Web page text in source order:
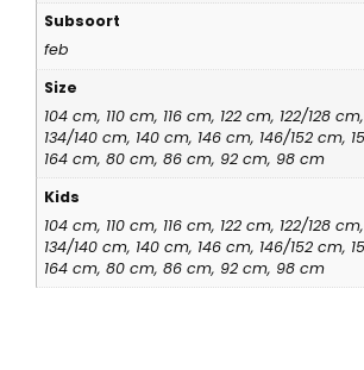
Subsoort
feb
Size
104 cm, 110 cm, 116 cm, 122 cm, 122/128
134/140 cm, 140 cm, 146 cm, 146/152 cm,
164 cm, 80 cm, 86 cm, 92 cm, 98 cm
Kids
104 cm, 110 cm, 116 cm, 122 cm, 122/128
134/140 cm, 140 cm, 146 cm, 146/152 cm,
164 cm, 80 cm, 86 cm, 92 cm, 98 cm